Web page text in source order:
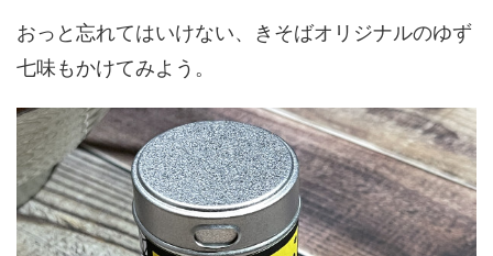
おっと忘れてはいけない、きそばオリジナルのゆず
七味もかけてみよう。